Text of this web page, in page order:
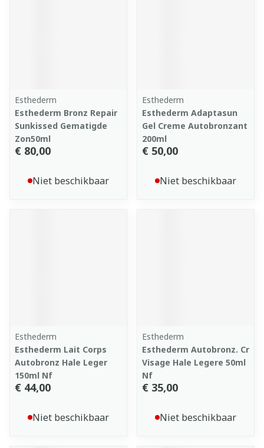
Esthederm
Esthederm Bronz Repair
Sunkissed Gematigde
Zon50ml
€ 80,00
Niet beschikbaar
Esthederm
Esthederm Adaptasun
Gel Creme Autobronzant
200ml
€ 50,00
Niet beschikbaar
Esthederm
Esthederm Lait Corps
Autobronz Hale Leger
150ml Nf
€ 44,00
Niet beschikbaar
Esthederm
Esthederm Autobronz. Cr
Visage Hale Legere 50ml
Nf
€ 35,00
Niet beschikbaar